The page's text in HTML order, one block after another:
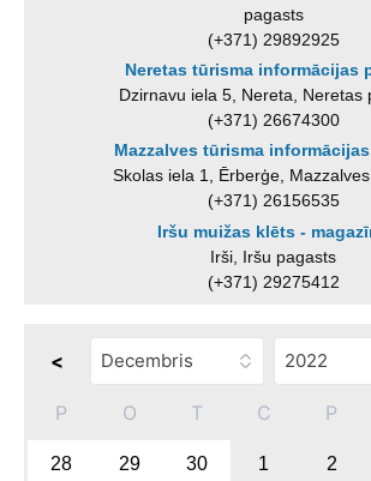
pagasts
(+371) 29892925
Neretas tūrisma informācijas
Dzirnavu iela 5, Nereta, Neretas
(+371) 26674300
Mazzalves tūrisma
Skolas iela 1, Ērberģe,
(+371) 26156535
Iršu muižas klēts -
Irši, Iršu pagasts
(+371) 29275412
<
P O T C P
28 29 30 1 2